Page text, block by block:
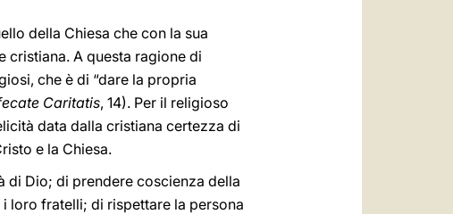
della Chiesa che con la sua
A questa ragione di
che è di “dare la propria
Caritatis, 14). Per il religioso
data dalla cristiana certezza di
e la Chiesa.
di Dio; di prendere coscienza della
loro fratelli; di rispettare la persona